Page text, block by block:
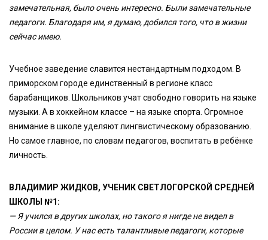
замечательная, было очень интересно. Были замечательные
педагоги. Благодаря им, я думаю, добился того, что в жизни
сейчас имею.
Учебное заведение славится нестандартным подходом. В
приморском городе единственный в регионе класс
барабанщиков. Школьников учат свободно говорить на языке
музыки. А в хоккейном классе – на языке спорта. Огромное
внимание в школе уделяют лингвистическому образованию.
Но самое главное, по словам педагогов, воспитать в ребёнке
личность.
ВЛАДИМИР ЖИДКОВ, УЧЕНИК СВЕТЛОГОРСКОЙ СРЕДНЕЙ
ШКОЛЫ №1:
— Я учился в других школах, но такого я нигде не видел в
России в целом. У нас есть талантливые педагоги, которые